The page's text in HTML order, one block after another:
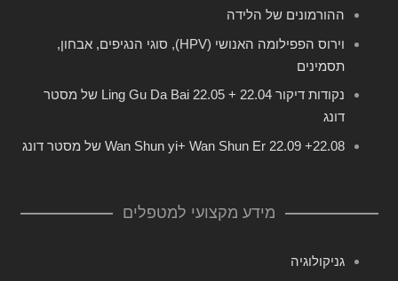
ההורמונים של הלידה
וירוס הפפילומה האנושי (HPV), סוגי הנגיפים, אבחון,
תסמינים
נקודות דיקור 22.04 + 22.05 Ling Gu Da Bai של מסטר
דונג
22.08+ 22.09 Wan Shun yi+ Wan Shun Er של מסטר דונג
מידע מקצועי למטפלים
גניקולוגיה